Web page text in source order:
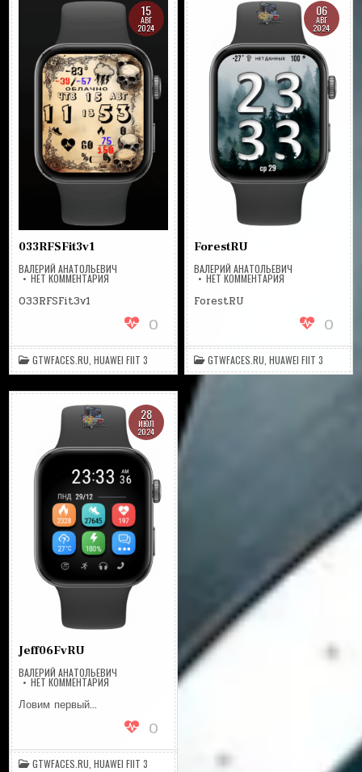
15
АВГ
2024
033RFSFit3v1
ВАЛЕРИЙ АНАТОЛЬЕВИЧ
НЕТ КОММЕНТАРИЯНА
033RFSFit3v1
0
GTWFACES.RU ,HUAWEI FIIT 3
06
АВГ
2024
ForestRU
ВАЛЕРИЙ АНАТОЛЬЕВИЧ
НЕТ КОММЕНТАРИЯНА
ForestRU
0
GTWFACES.RU ,HUAWEI FIIT 3
28
ИЮЛ
2024
Jeff06FvRU
ВАЛЕРИЙ АНАТОЛЬЕВИЧ
НЕТ КОММЕНТАРИЯНА
Ловим первый…
0
GTWFACES.RU ,HUAWEI FIIT 3